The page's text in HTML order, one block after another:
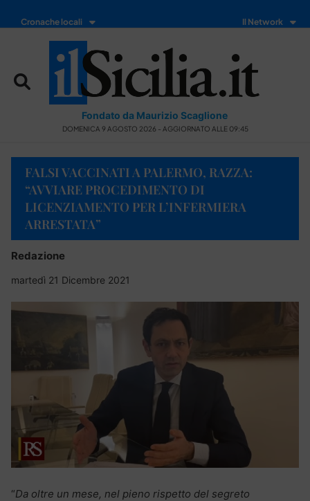
Cronache locali Il Network
Fondato da Maurizio Scaglione
DOMENICA 9 AGOSTO 2026 - AGGIORNATO ALLE 09:45
FALSI VACCINATI A PALERMO, RAZZA:
“AVVIARE PROCEDIMENTO DI
LICENZIAMENTO PER L’INFERMIERA
ARRESTATA”
Redazione
martedì 21 Dicembre 2021
“Da oltre un mese, nel pieno rispetto del segreto